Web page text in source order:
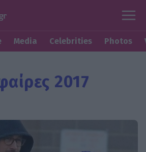
Media Celebrities Photos
2017